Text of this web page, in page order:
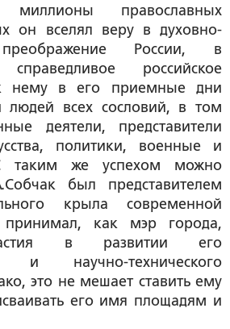
миллионы православных
он вселял веру в духовно-
преображение России, в
российское
нему в его приемные дни
людей всех сословий, в том
деятели, представители
политики, военные и
таким же успехом можно
был представителем
крыла современной
как мэр города,
в развитии его
и научно-технического
это не мешает ставить ему
его имя площадям и